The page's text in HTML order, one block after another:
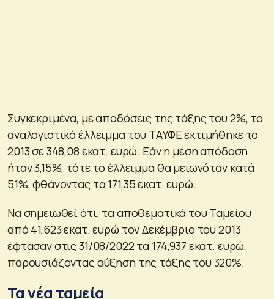
Συγκεκριμένα, με αποδόσεις της τάξης του 2%, το
αναλογιστικό έλλειμμα του ΤΑΥΦΕ εκτιμήθηκε το
2013 σε 348,08 εκατ. ευρώ. Εάν η μέση απόδοση
ήταν 3,15%, τότε το έλλειμμα θα μειωνόταν κατά
51%, φθάνοντας τα 171,35 εκατ. ευρώ.
Να σημειωθεί ότι, τα αποθεματικά του Ταμείου
από 41,623 εκατ. ευρώ τον Δεκέμβριο του 2013
έφτασαν στις 31/08/2022 τα 174,937 εκατ. ευρώ,
παρουσιάζοντας αύξηση της τάξης του 320%.
Τα νέα ταμεία